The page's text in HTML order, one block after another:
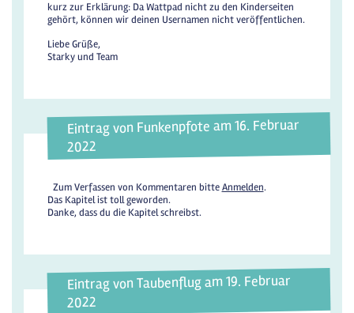
kurz zur Erklärung: Da Wattpad nicht zu den Kinderseiten
gehört, können wir deinen Usernamen nicht veröffentlichen.
Liebe Grüße,
Starky und Team
Eintrag von Funkenpfote am 16. Februar
2022
Zum Verfassen von Kommentaren bitteAnmelden.
Das Kapitel ist toll geworden.
Danke, dass du die Kapitel schreibst.
Eintrag von Taubenflug am 19. Februar
2022